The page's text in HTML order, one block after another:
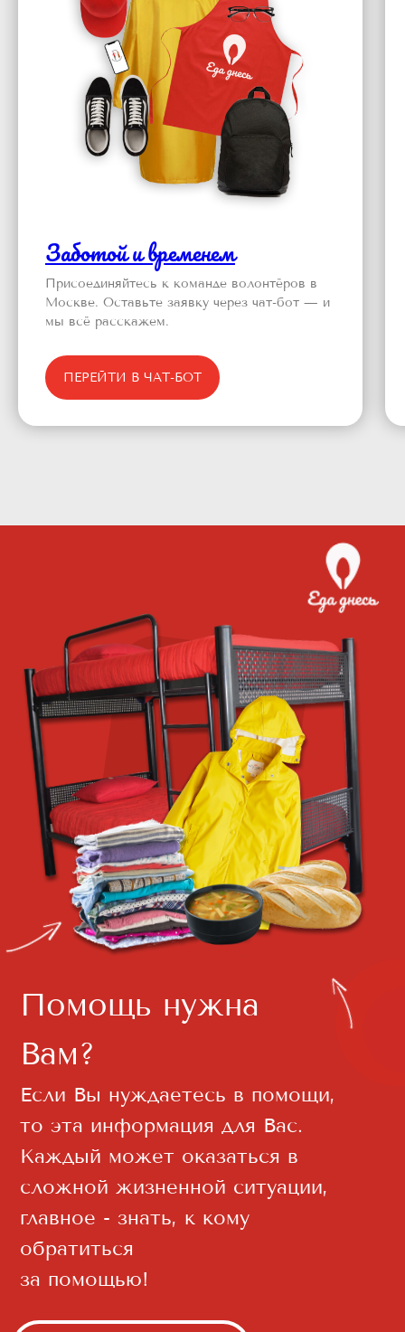
Заботой и временем
Присоединяйтесь к команде волонтёров в
Москве. Оставьте заявку через чат-бот — и
мы всё расскажем.
ПЕРЕЙТИ В ЧАТ-БОТ